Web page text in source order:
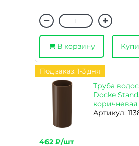
В корзину
Под заказ: 1-3 дня
Труба
Docke
Артикул:
462 ₽/шт